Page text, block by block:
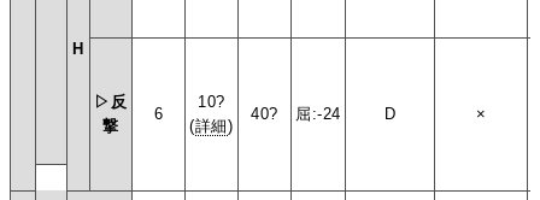
H
▷反
撃
6
10?
(詳細)
40? 屈:-24 D ×